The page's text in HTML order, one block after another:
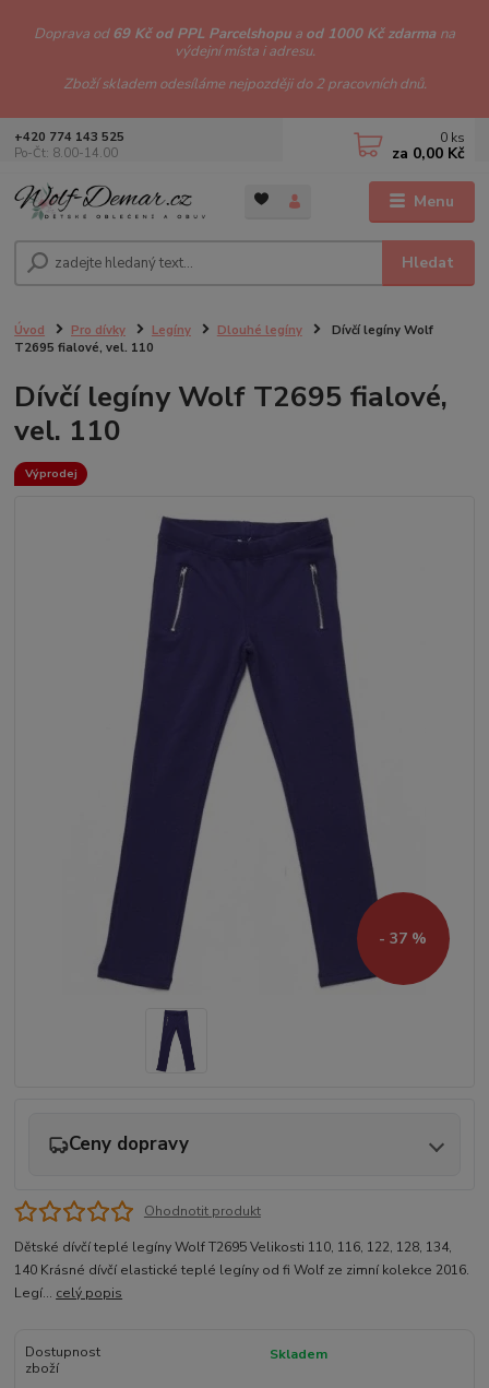
Doprava od69 Kč od PPL Parcelshopu a od 1000 Kč zdarma na
výdejní místa i adresu.
Zboží skladem odesíláme nejpozději do 2 pracovních dnů.
Menu
Hledat
+420 774 143 525
Po-Čt: 8.00-14.00
0 ks
za 0,00 Kč
Úvod Pro dívky Legíny Dlouhé legíny
Dívčí legíny Wolf
T2695 fialové, vel. 110
Dívčí legíny Wolf T2695 fialové,
vel. 110
Výprodej
- 37 %
Ceny dopravy
Ohodnotit produkt
Dětské dívčí teplé legíny Wolf T2695 Velikosti 110, 116, 122, 128, 134,
140 Krásné dívčí elastické teplé legíny od fi Wolf ze zimní kolekce 2016.
Legí... celý popis
Dostupnost
zboží
Skladem